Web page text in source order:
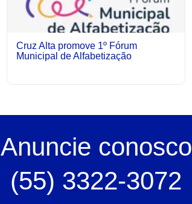
Cruz Alta promove 1º Fórum
Municipal de Alfabetização
Anuncie conosco
(55) 3322-3072